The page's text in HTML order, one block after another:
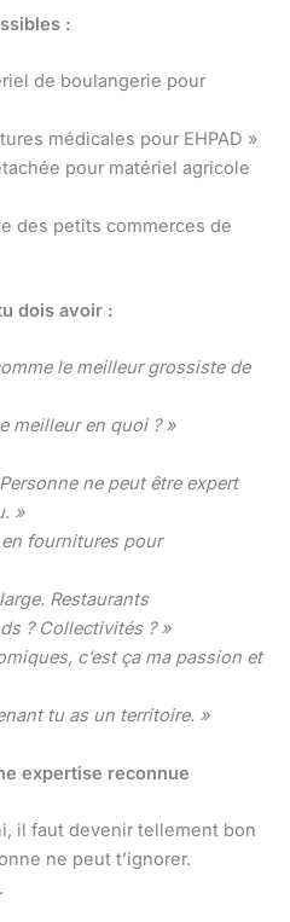
:
de boulangerie pour
médicales pour EHPAD »
pour matériel agricole
des petits commerces de
dois avoir :
le meilleur grossiste de
meilleur en quoi ? »
ne peut être expert
»
en fournitures pour
Restaurants
? Collectivités ? »
c’est ça ma passion et
tu as un territoire. »
expertise reconnue
il faut devenir tellement bon
ne peut t’ignorer.